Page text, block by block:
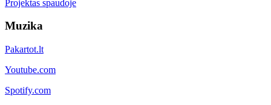
Projektas spaudoje
Muzika
Pakartot.lt
Youtube.com
Spotify.com